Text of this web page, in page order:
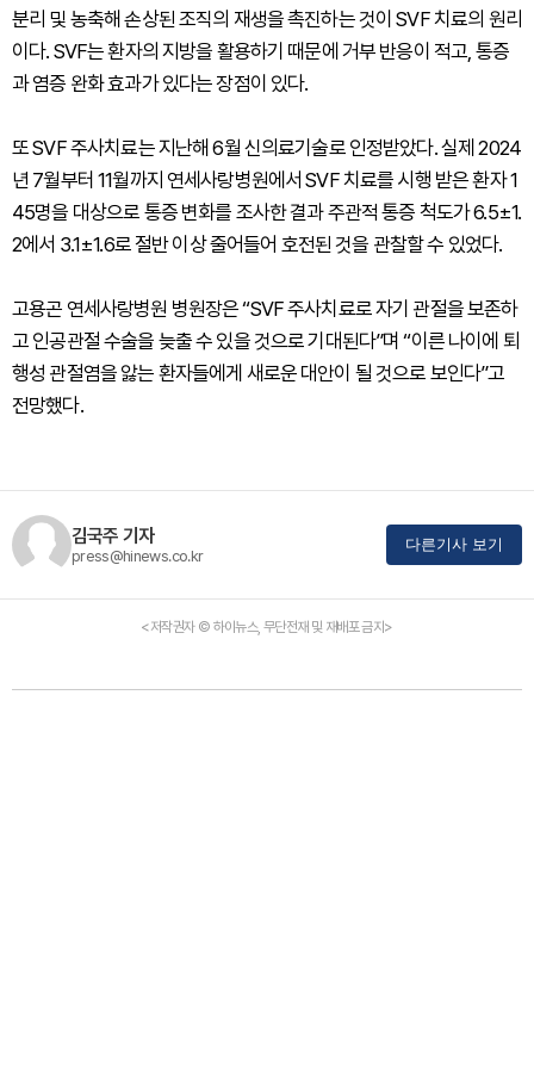
분리 및 농축해 손상된 조직의 재생을 촉진하는 것이 SVF 치료의 원리
이다. SVF는 환자의 지방을 활용하기 때문에 거부 반응이 적고, 통증
과 염증 완화 효과가 있다는 장점이 있다.
또 SVF 주사치료는 지난해 6월 신의료기술로 인정받았다. 실제 2024
년 7월부터 11월까지 연세사랑병원에서 SVF 치료를 시행 받은 환자 1
45명을 대상으로 통증 변화를 조사한 결과 주관적 통증 척도가 6.5±1.
2에서 3.1±1.6로 절반 이상 줄어들어 호전된 것을 관찰할 수 있었다.
고용곤 연세사랑병원 병원장은 “SVF 주사치료로 자기 관절을 보존하
고 인공관절 수술을 늦출 수 있을 것으로 기대된다”며 “이른 나이에 퇴
행성 관절염을 앓는 환자들에게 새로운 대안이 될 것으로 보인다”고
전망했다.
김국주 기자
press@hinews.co.kr
다른기사 보기
<저작권자 © 하이뉴스, 무단전재 및 재배포 금지>